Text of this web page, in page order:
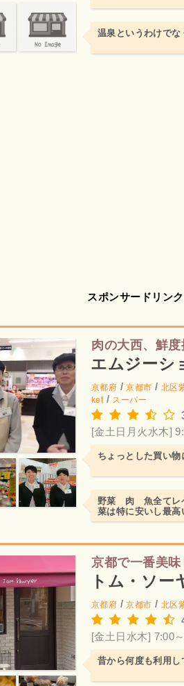
温泉というわけでな
スポンサードリンク
肉の大西、鮮度
エムジーシ
京都府 /京都市 / 北区
ket/ スーパー
[金土日月火水木]
ちょっとした買い物
野菜 肉 魚全てレ
菜は特に安いし最高
京都で一番美味
トム・ソー
京都府 /京都市 / 北区
[金土日水木] 7:00
昔から何度も利用し